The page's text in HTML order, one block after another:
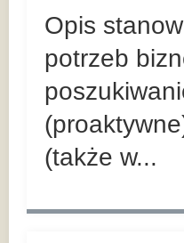
Opis
potrzeb
(także w...